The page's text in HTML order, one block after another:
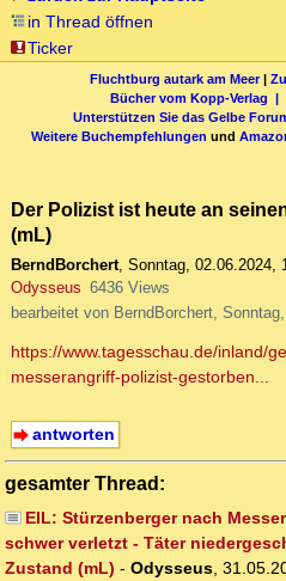
in Thread öffnen
Ticker
Fluchtburg autark am Meer|
Bücher vom Kopp-Verlag |
Unterstützen Sie das Gelbe
Weitere Buchempfehlungen und
Der Polizist ist heute an
(mL)
BerndBorchert, Sonntag, 02.06.2024,
Odysseus 6436 Views
bearbeitet von BerndBorchert,
https://www.tagesschau.de/inland/
messerangriff-polizist-gestorben...
antworten
gesamter Thread:
EIL: Stürzenberger nach
schwer verletzt - Täter
Zustand (mL) - Odysseus,